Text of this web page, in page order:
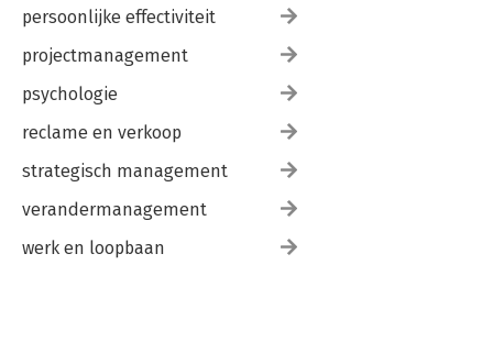
persoonlijke effectiviteit
projectmanagement
psychologie
reclame en verkoop
strategisch management
verandermanagement
werk en loopbaan